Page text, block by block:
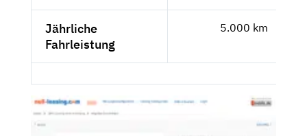
Jährliche
Fahrleistung
5.000 km